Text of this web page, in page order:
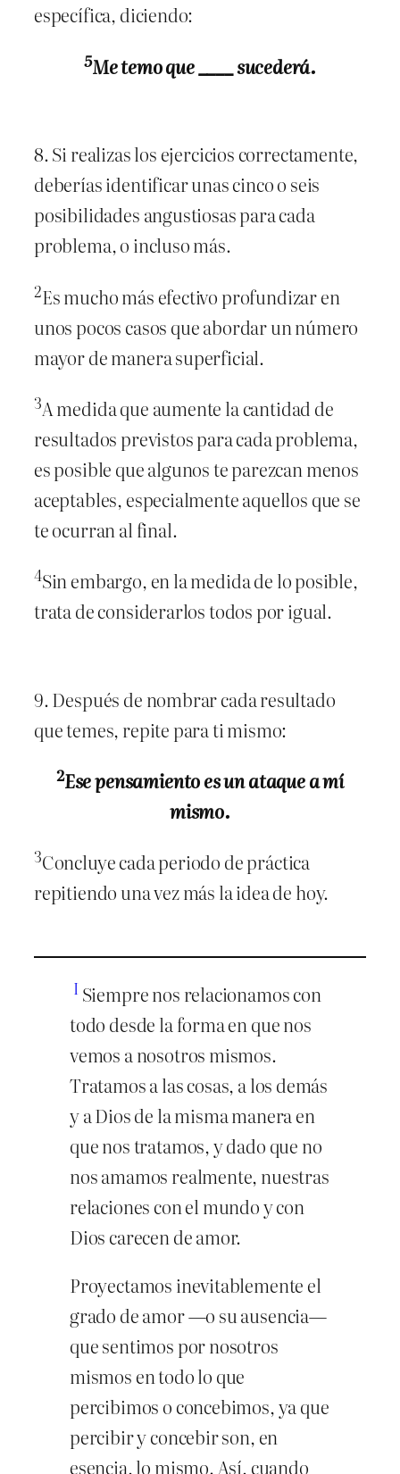
específica, diciendo:
5Me temo que ____ sucederá.
8. Si realizas los ejercicios correctamente,
deberías identificar unas cinco o seis
posibilidades angustiosas para cada
problema, o incluso más.
2Es mucho más efectivo profundizar en
unos pocos casos que abordar un número
mayor de manera superficial.
3A medida que aumente la cantidad de
resultados previstos para cada problema,
es posible que algunos te parezcan menos
aceptables, especialmente aquellos que se
te ocurran al final.
4Sin embargo, en la medida de lo posible,
trata de considerarlos todos por igual.
9. Después de nombrar cada resultado
que temes, repite para ti mismo:
2Ese pensamiento es un ataque a mí
mismo.
3Concluye cada periodo de práctica
repitiendo una vez más la idea de hoy.
I Siempre nos relacionamos con
todo desde la forma en que nos
vemos a nosotros mismos.
Tratamos a las cosas, a los demás
y a Dios de la misma manera en
que nos tratamos, y dado que no
nos amamos realmente, nuestras
relaciones con el mundo y con
Dios carecen de amor.
Proyectamos inevitablemente el
grado de amor —o su ausencia—
que sentimos por nosotros
mismos en todo lo que
percibimos o concebimos, ya que
percibir y concebir son, en
esencia, lo mismo. Así, cuando